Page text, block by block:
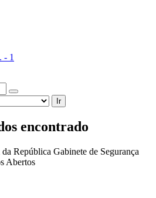
- 1
Ir
encontrado
da República Gabinete de Segurança
Abertos